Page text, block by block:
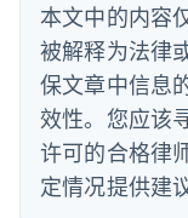
本文中的内容
被解释为法律
保文章中信息
效性。您应该
许可的合格律
定情况提供建议
波兰
English
丹麦
English
德国
DeutschEnglish
法国
FrançaisEnglish